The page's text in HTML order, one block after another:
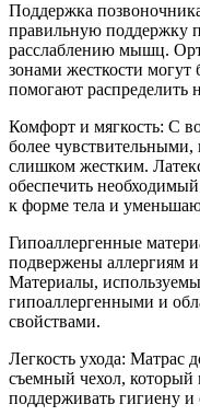
Поддержка
правильную поддержку
расслаблению мышц.
зонами жесткости
помогают распределить
Комфорт и мягкость: С
более
слишком жестким.
обеспечить
к форме тела и
Гипоаллергенные
подвержены аллергиям
Материалы,
гипоаллергенными и
свойствами.
Легкость ухода: Матрас
съемный чехол,
поддерживать гигиену и